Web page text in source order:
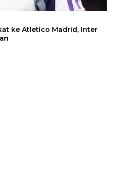
ke Atletico Madrid, Inter